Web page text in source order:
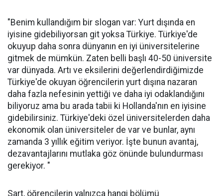
"Benim kullandığım bir slogan var: Yurt dışında en
iyisine gidebiliyorsan git yoksa Türkiye. Türkiye'de
okuyup daha sonra dünyanın en iyi üniversitelerine
gitmek de mümkün. Zaten belli başlı 40-50 üniversite
var dünyada. Artı ve eksilerini değerlendirdiğimizde
Türkiye'de okuyan öğrencilerin yurt dışına nazaran
daha fazla nefesinin yettiği ve daha iyi odaklandığını
biliyoruz ama bu arada tabii ki Hollanda'nın en iyisine
gidebilirsiniz. Türkiye'deki özel üniversitelerden daha
ekonomik olan üniversiteler de var ve bunlar, aynı
zamanda 3 yıllık eğitim veriyor. İşte bunun avantaj,
dezavantajlarını mutlaka göz önünde bulundurması
gerekiyor. "
Sart, öğrencilerin yalnızca hangi bölümü